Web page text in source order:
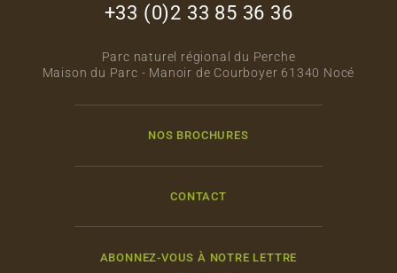
+33 (0)2 33 85 36 36
Parc naturel régional du Perche
Maison du Parc - Manoir de Courboyer 61340 Nocé
NOS BROCHURES
CONTACT
ABONNEZ-VOUS À NOTRE LETTRE